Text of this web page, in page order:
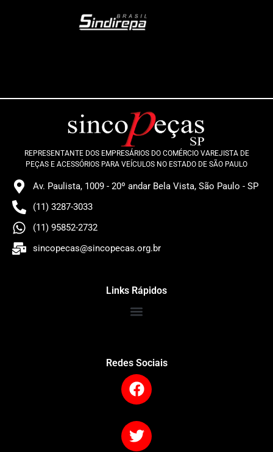
REPRESENTANTE DOS EMPRESÁRIOS DO COMÉRCIO VAREJISTA DE
PEÇAS E ACESSÓRIOS PARA VEÍCULOS NO ESTADO DE SÃO PAULO
Av. Paulista, 1009 - 20º andar Bela Vista, São Paulo - SP
(11) 3287-3033
(11) 95852-2732
sincopecas@sincopecas.org.br
Links Rápidos
Redes Sociais